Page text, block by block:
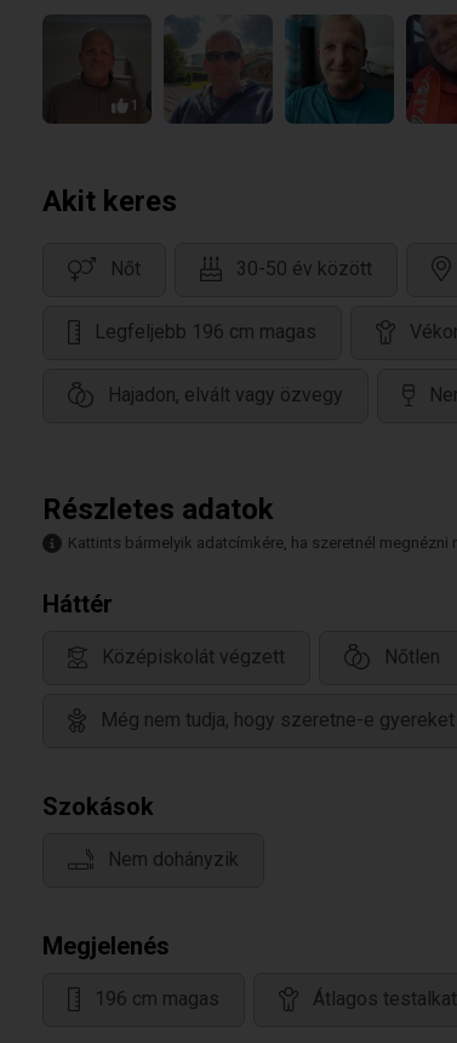
1
Akit keres
Nőt 30-50 év között
Legfeljebb 196 cm magas
Hajadon, elvált vagy özvegy
Részletes adatok
Kattints bármelyik adatcímkére, ha szeretnél
Háttér
Középiskolát végzett Nőtlen
Még nem tudja, hogy szeretne-e gyereket
Szokások
Nem dohányzik
Megjelenés
196 cm magas Átlagos